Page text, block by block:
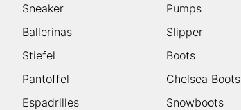
Sneaker Pumps
Ballerinas
Slipper
Stiefel
Boots
Pantoffel
Chelsea Boots
Espadrilles
Snowboots